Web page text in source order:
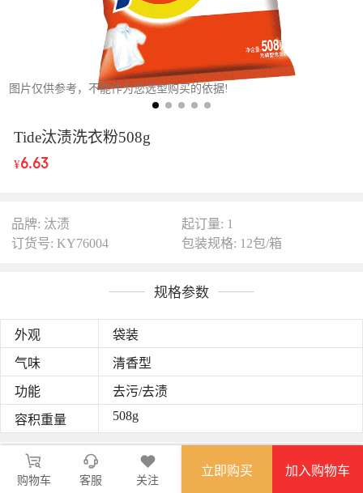
图片仅供参考，不能作为您选型购买的依据!
Tide汰渍洗衣粉508g
¥6.63
品牌: 汰渍
起订量: 1
订货号: KY76004
包装规格: 12包/箱
规格参数
外观 袋装
气味 清香型
功能 去污/去渍
容积重量 508g
图文详情
品牌：汰渍；
购物车 客服 关注
立即购买 加入购物车